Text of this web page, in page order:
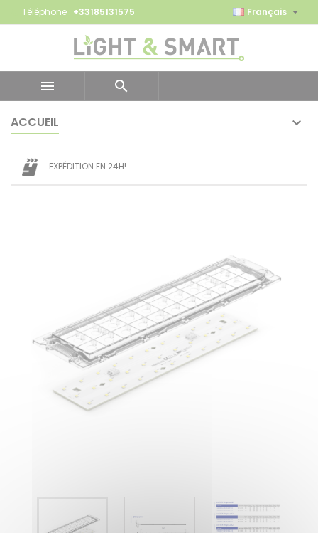
Téléphone : +33185131575 Français 
 
ACCUEIL
EXPÉDITION EN 24H!